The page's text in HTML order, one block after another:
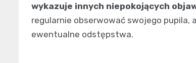
wykazuje innych niepokojących
regularnie obserwować swojego pupila,
ewentualne odstępstwa.